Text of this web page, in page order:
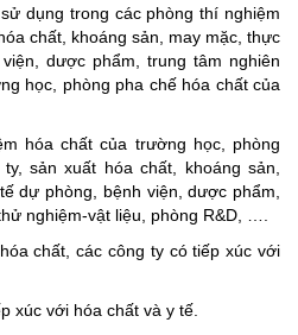
dụng trong các phòng thí nghiệm
chất, khoáng sản, may mặc, thực
dược phẩm, trung tâm nghiên
học, phòng pha chế hóa chất của
hóa chất của trường học, phòng
sản xuất hóa chất, khoáng sản,
dự phòng, bệnh viện, dược phẩm,
nghiệm-vật liệu, phòng R&D, ….
chất, các công ty có tiếp xúc với
xúc với hóa chất và y tế.